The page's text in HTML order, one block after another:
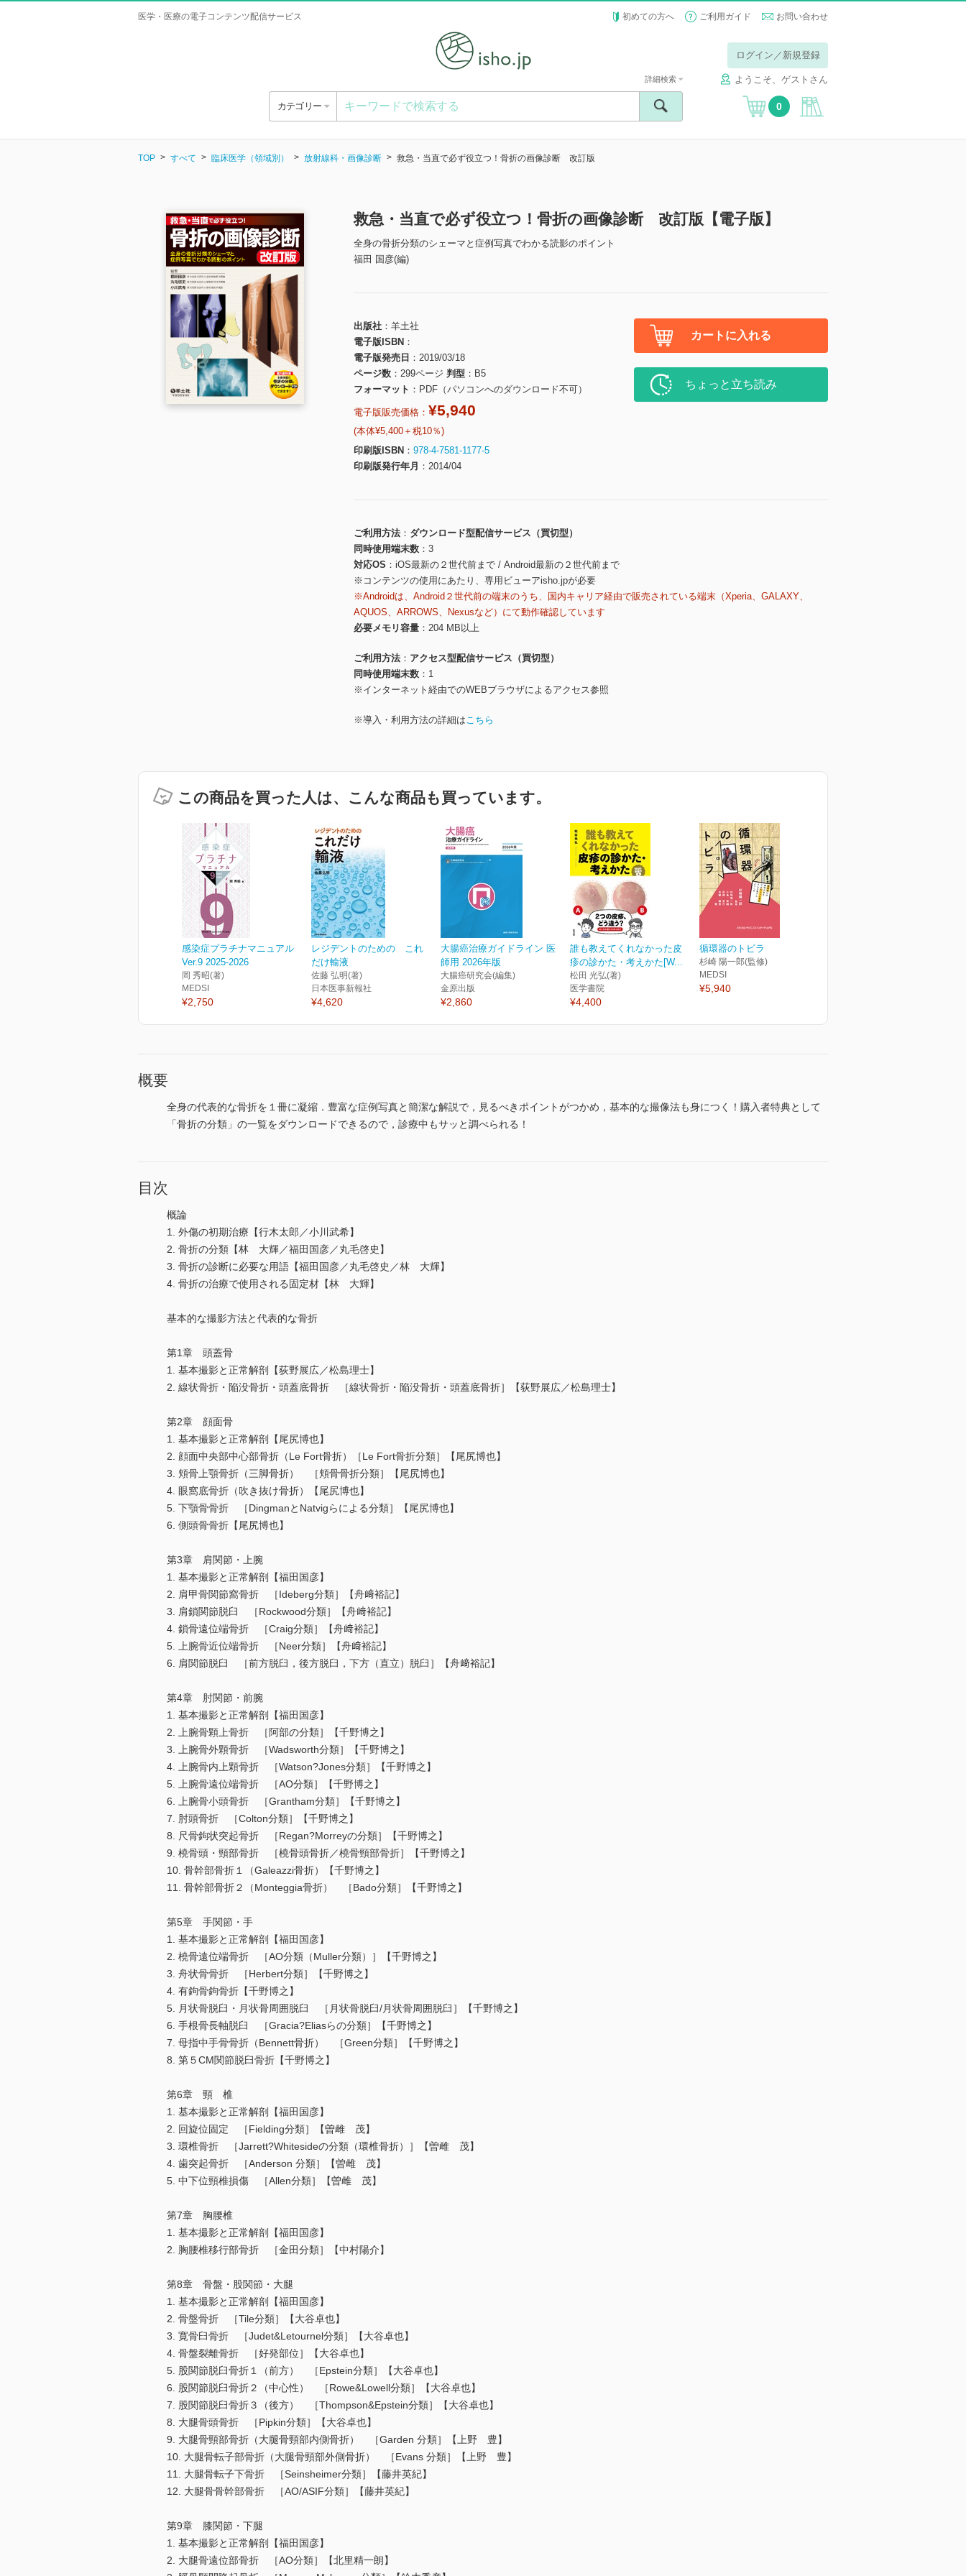
医学・医療の電子コンテンツ配信サービス 初めての方へ ご利用ガイド お問い合わせ
ログイン／新規登録
ようこそ、ゲストさん
カテゴリー
詳細検索
0
TOP すべて 臨床医学（領域別） 放射線科・画像診断 救急・当直で必ず役立つ！骨折の画像診断 改訂版
救急・当直で必ず役立つ！骨折の画像診断 改訂版【電子版】
全身の骨折分類のシェーマと症例写真でわかる読影のポイント
福田 国彦(編)
出版社
羊土社
電子版ISBN
電子版発売日
2019/03/18
ページ数
299ページ 判型
B5
フォーマット
PDF（パソコンへのダウンロード不可）
電子版販売価格： ¥5,940
(本体¥5,400＋税10％)
印刷版ISBN
978-4-7581-1177-5
印刷版発行年月
2014/04
カートに入れる
ちょっと立ち読み
ご利用方法
ダウンロード型配信サービス（買切型）
同時使用端末数
3
対応OS
iOS最新の２世代前まで / Android最新の２世代前まで
※コンテンツの使用にあたり、専用ビューアisho.jpが必要
※Androidは、Android２世代前の端末のうち、国内キャリア経由で販売されている端末（Xperia、GALAXY、
AQUOS、ARROWS、Nexusなど）にて動作確認しています
必要メモリ容量
204 MB以上
ご利用方法
アクセス型配信サービス（買切型）
同時使用端末数
1
※インターネット経由でのWEBブラウザによるアクセス参照
※導入・利用方法の詳細はこちら
この商品を買った人は、こんな商品も買っています。
感染症プラチナマニュアル
Ver.9 2025-2026
岡 秀昭(著)
MEDSI
¥2,750
レジデントのための これ
だけ輸液
佐藤 弘明(著)
日本医事新報社
¥4,620
大腸癌治療ガイドライン 医
師用 2026年版
大腸癌研究会(編集)
金原出版
¥2,860
誰も教えてくれなかった皮
疹の診かた・考えかた[W...
松田 光弘(著)
医学書院
¥4,400
循環器のトビラ
杉崎 陽一郎(監修)
MEDSI
¥5,940
概要
全身の代表的な骨折を１冊に凝縮．豊富な症例写真と簡潔な解説で，見るべきポイントがつかめ，基本的な撮像法も身につく！購入者特典として
「骨折の分類」の一覧をダウンロードできるので，診療中もサッと調べられる！
目次
概論
1. 外傷の初期治療【行木太郎／小川武希】
2. 骨折の分類【林 大輝／福田国彦／丸毛啓史】
3. 骨折の診断に必要な用語【福田国彦／丸毛啓史／林 大輝】
4. 骨折の治療で使用される固定材【林 大輝】
基本的な撮影方法と代表的な骨折
第1章 頭蓋骨
1. 基本撮影と正常解剖【荻野展広／松島理士】
2. 線状骨折・陥没骨折・頭蓋底骨折 ［線状骨折・陥没骨折・頭蓋底骨折］【荻野展広／松島理士】
第2章 顔面骨
1. 基本撮影と正常解剖【尾尻博也】
2. 顔面中央部中心部骨折（Le Fort骨折）［Le Fort骨折分類］【尾尻博也】
3. 頬骨上顎骨折（三脚骨折） ［頬骨骨折分類］【尾尻博也】
4. 眼窩底骨折（吹き抜け骨折）【尾尻博也】
5. 下顎骨骨折 ［DingmanとNatvigらによる分類］【尾尻博也】
6. 側頭骨骨折【尾尻博也】
第3章 肩関節・上腕
1. 基本撮影と正常解剖【福田国彦】
2. 肩甲骨関節窩骨折 ［Ideberg分類］【舟﨑裕記】
3. 肩鎖関節脱臼 ［Rockwood分類］【舟﨑裕記】
4. 鎖骨遠位端骨折 ［Craig分類］【舟﨑裕記】
5. 上腕骨近位端骨折 ［Neer分類］【舟﨑裕記】
6. 肩関節脱臼 ［前方脱臼，後方脱臼，下方（直立）脱臼］【舟﨑裕記】
第4章 肘関節・前腕
1. 基本撮影と正常解剖【福田国彦】
2. 上腕骨顆上骨折 ［阿部の分類］【千野博之】
3. 上腕骨外顆骨折 ［Wadsworth分類］【千野博之】
4. 上腕骨内上顆骨折 ［Watson?Jones分類］【千野博之】
5. 上腕骨遠位端骨折 ［AO分類］【千野博之】
6. 上腕骨小頭骨折 ［Grantham分類］【千野博之】
7. 肘頭骨折 ［Colton分類］【千野博之】
8. 尺骨鉤状突起骨折 ［Regan?Morreyの分類］【千野博之】
9. 橈骨頭・頸部骨折 ［橈骨頭骨折／橈骨頸部骨折］【千野博之】
10. 骨幹部骨折１（Galeazzi骨折）【千野博之】
11. 骨幹部骨折２（Monteggia骨折） ［Bado分類］【千野博之】
第5章 手関節・手
1. 基本撮影と正常解剖【福田国彦】
2. 橈骨遠位端骨折 ［AO分類（Muller分類）］【千野博之】
3. 舟状骨骨折 ［Herbert分類］【千野博之】
4. 有鉤骨鉤骨折【千野博之】
5. 月状骨脱臼・月状骨周囲脱臼 ［月状骨脱臼/月状骨周囲脱臼］【千野博之】
6. 手根骨長軸脱臼 ［Gracia?Eliasらの分類］【千野博之】
7. 母指中手骨骨折（Bennett骨折） ［Green分類］【千野博之】
8. 第５CM関節脱臼骨折【千野博之】
第6章 頸 椎
1. 基本撮影と正常解剖【福田国彦】
2. 回旋位固定 ［Fielding分類］【曽雌 茂】
3. 環椎骨折 ［Jarrett?Whitesideの分類（環椎骨折）］【曽雌 茂】
4. 歯突起骨折 ［Anderson 分類］【曽雌 茂】
5. 中下位頸椎損傷 ［Allen分類］【曽雌 茂】
第7章 胸腰椎
1. 基本撮影と正常解剖【福田国彦】
2. 胸腰椎移行部骨折 ［金田分類］【中村陽介】
第8章 骨盤・股関節・大腿
1. 基本撮影と正常解剖【福田国彦】
2. 骨盤骨折 ［Tile分類］【大谷卓也】
3. 寛骨臼骨折 ［Judet&Letournel分類］【大谷卓也】
4. 骨盤裂離骨折 ［好発部位］【大谷卓也】
5. 股関節脱臼骨折１（前方） ［Epstein分類］【大谷卓也】
6. 股関節脱臼骨折２（中心性） ［Rowe&Lowell分類］【大谷卓也】
7. 股関節脱臼骨折３（後方） ［Thompson&Epstein分類］【大谷卓也】
8. 大腿骨頭骨折 ［Pipkin分類］【大谷卓也】
9. 大腿骨頸部骨折（大腿骨頸部内側骨折） ［Garden 分類］【上野 豊】
10. 大腿骨転子部骨折（大腿骨頸部外側骨折） ［Evans 分類］【上野 豊】
11. 大腿骨転子下骨折 ［Seinsheimer分類］【藤井英紀】
12. 大腿骨骨幹部骨折 ［AO/ASIF分類］【藤井英紀】
第9章 膝関節・下腿
1. 基本撮影と正常解剖【福田国彦】
2. 大腿骨遠位部骨折 ［AO分類］【北里精一朗】